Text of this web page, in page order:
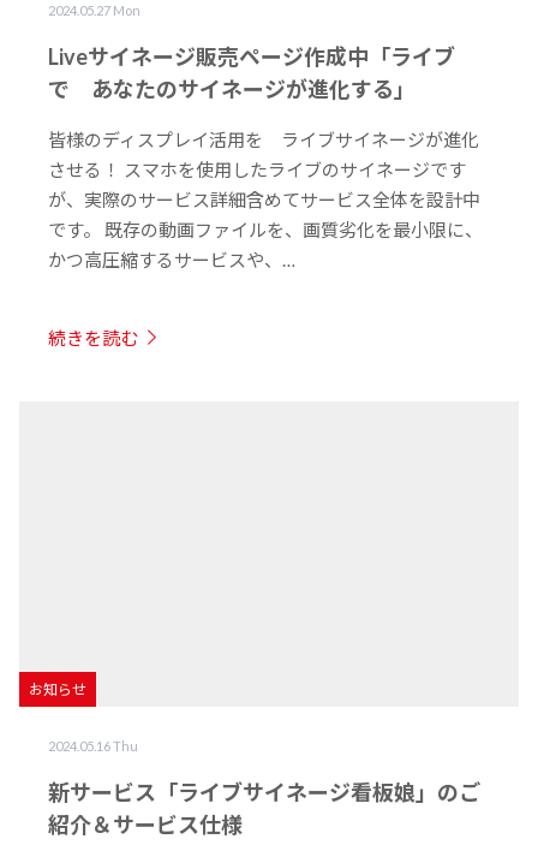
2024.05.27 Mon
Liveサイネージ販売ページ作成中「ライブ
で あなたのサイネージが進化する」
皆様のディスプレイ活用を ライブサイネージが進化
させる！ スマホを使用したライブのサイネージです
が、実際のサービス詳細含めてサービス全体を設計中
です。 既存の動画ファイルを、画質劣化を最小限に、
かつ高圧縮するサービスや、…
続きを読む
お知らせ
2024.05.16 Thu
新サービス「ライブサイネージ看板娘」のご
紹介＆サービス仕様